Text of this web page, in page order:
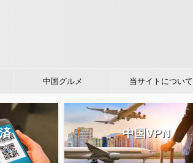
中国グルメ 当サイトについて
中国VPN